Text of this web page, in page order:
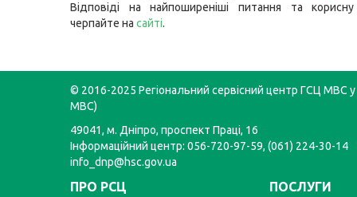
Відповіді на найпоширеніші питання та
черпайте на сайті.
© 2016-2025 Регіональний сервісний центр ГСЦ МВС у
МВС)
49041, м. Дніпро, проспект Праці, 16
Інформаційний центр: 056-720-97-59, (061) 224-30-14
info_dnp@hsc.gov.ua
ПРО РСЦ ПОСЛУГИ